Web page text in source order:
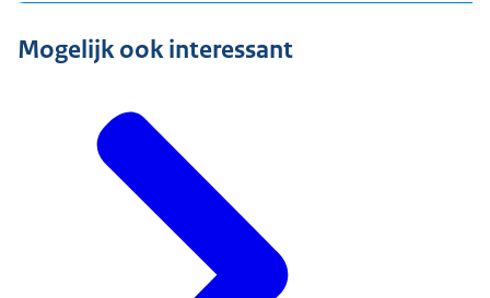
hun kind. Dit geldt ook als een ouder geen gezag meer
Mogelijk ook interessant